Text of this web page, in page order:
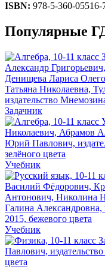
ISBN: 978-5-360-05516-
Популярные
Задачник
Учебник
Учебник